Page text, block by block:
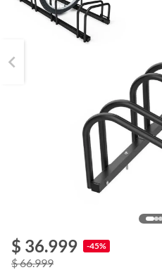
$ 36.999 -45%
$ 66.999